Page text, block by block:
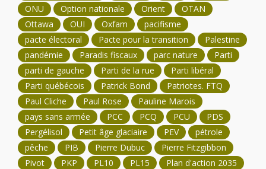
ONU
Option nationale Orient
OTAN
Ottawa
OUI Oxfam
pacifisme
pacte électoral
Pacte pour la transition
Palestine
pandémie
Paradis fiscaux parc nature
Parti
parti de gauche
Parti de la rue
Parti libéral
Parti québécois
Patrick Bond
Patriotes. FTQ
Paul Cliche
Paul Rose
Pauline Marois
pays sans armée
PCC PCQ PCU
PDS
Pergélisol
Petit âge glaciaire PEV
pétrole
pêche
PIB Pierre Dubuc
Pierre Fitzgibbon
Pivot
PKP PL10 PL15
Plan d'action 2035